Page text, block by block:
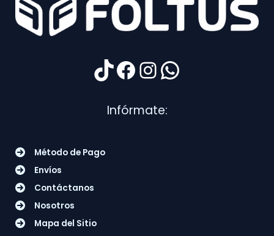
TikTok
Facebook
Instagram
WhatsApp
Infórmate:
Método de Pago
Envíos
Contáctanos
Nosotros
Mapa del Sitio